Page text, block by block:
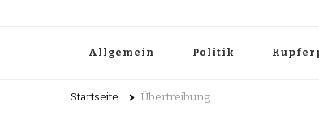
Allgemein Politik
Startseite Übertreibung